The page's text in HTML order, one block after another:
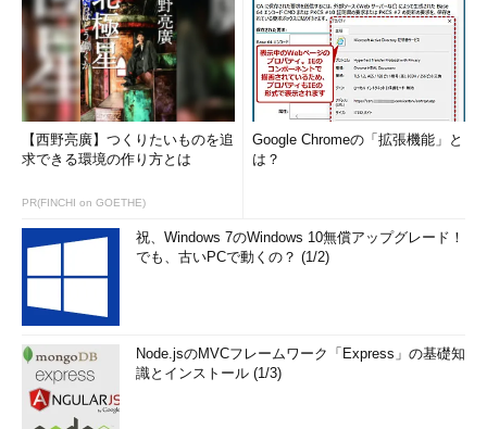
【西野亮廣】つくりたいものを追
求できる環境の作り方とは
PR(FINCHI on GOETHE)
Google Chromeの「拡張機能」と
は？
祝、Windows 7のWindows 10無償アップグレード！
でも、古いPCで動くの？ (1/2)
Node.jsのMVCフレームワーク「Express」の基礎知
識とインストール (1/3)